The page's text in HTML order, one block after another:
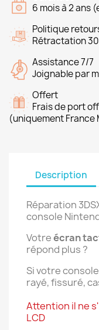
6 mois à 2 ans
Politique
Rétractation
Assistance 7/7
Joignable par
Offert
Frais de port
(uniquement France
Description
Réparation
console
Votreécran
répond plus ?
Si votre console
rayé, fissuré,
Attention il ne
LCD